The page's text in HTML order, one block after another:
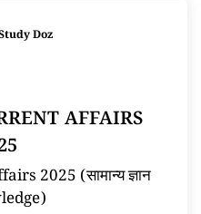
Doz
AFFAIRS
2025 (सामान्य ज्ञान